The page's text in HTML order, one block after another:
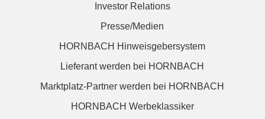
Investor Relations
Presse/Medien
HORNBACH Hinweisgebersystem
Lieferant werden bei HORNBACH
Marktplatz-Partner werden bei HORNBACH
HORNBACH Werbeklassiker